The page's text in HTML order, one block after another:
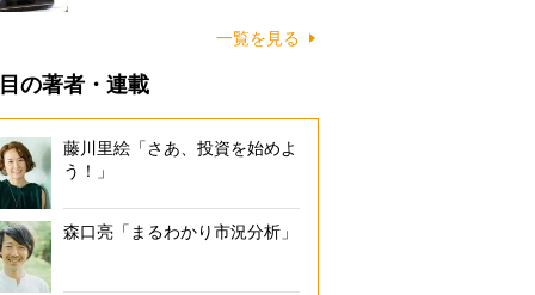
一覧を見る
の著者・連載
藤川里絵「さあ、投資を始めよ
う！」
森口亮「まるわかり市況分析」